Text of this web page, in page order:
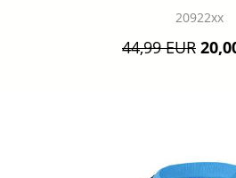
20922xx
44,99 EUR